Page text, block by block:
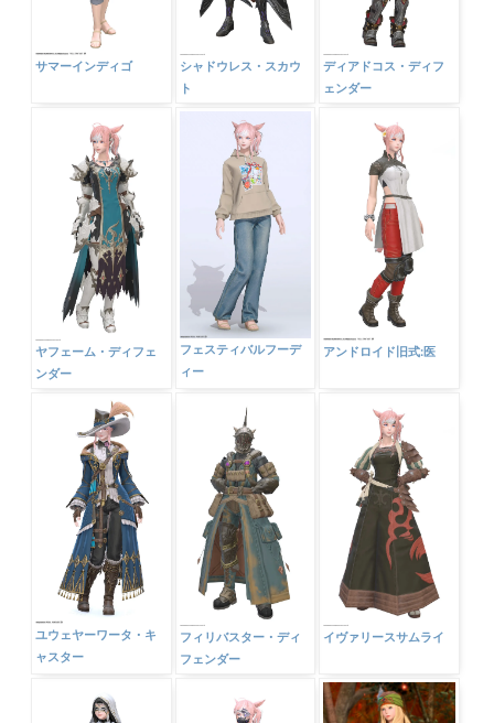
サマーインディゴ
シャドウレス・スカウ
ト
ディアドコス・ディフ
ェンダー
ヤフェーム・ディフェ
ンダー
フェスティバルフーデ
ィー
アンドロイド旧式:医
ユウェヤーワータ・キ
ャスター
フィリバスター・ディ
フェンダー
イヴァリースサムライ